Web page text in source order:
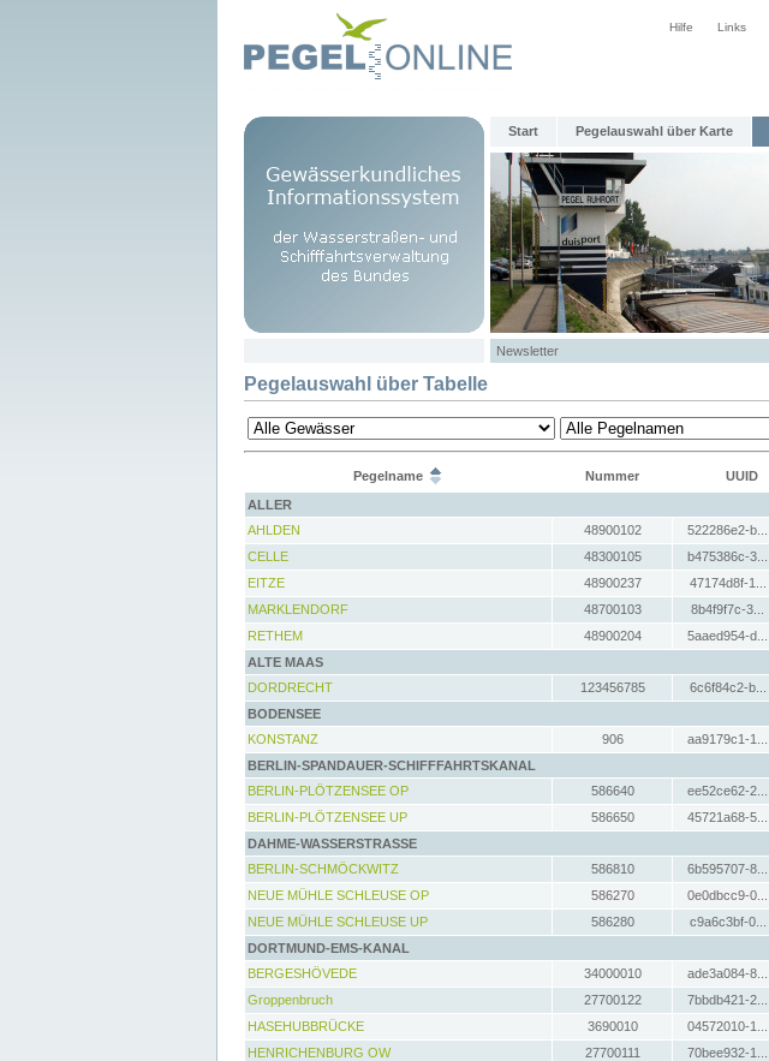
Hilfe Links
Start Pegelauswahl über Karte
Newsletter
Pegelauswahl über Tabelle
Pegelname Nummer UUID
ALLER
AHLDEN
48900102 522286e2-b...
CELLE
48300105 b475386c-3...
EITZE
48900237 47174d8f-1...
MARKLENDORF
48700103 8b4f9f7c-3...
RETHEM
48900204 5aaed954-d...
ALTE MAAS
DORDRECHT
123456785 6c6f84c2-b...
BODENSEE
KONSTANZ
906 aa9179c1-1...
BERLIN-SPANDAUER-SCHIFFFAHRTSKANAL
BERLIN-PLÖTZENSEE OP
586640 ee52ce62-2...
BERLIN-PLÖTZENSEE UP
586650 45721a68-5...
DAHME-WASSERSTRASSE
BERLIN-SCHMÖCKWITZ
586810 6b595707-8...
NEUE MÜHLE SCHLEUSE OP
586270 0e0dbcc9-0...
NEUE MÜHLE SCHLEUSE UP
586280 c9a6c3bf-0...
DORTMUND-EMS-KANAL
BERGESHÖVEDE
34000010 ade3a084-8...
Groppenbruch
27700122 7bbdb421-2...
HASEHUBBRÜCKE
3690010 04572010-1...
HENRICHENBURG OW
27700111 70bee932-1...